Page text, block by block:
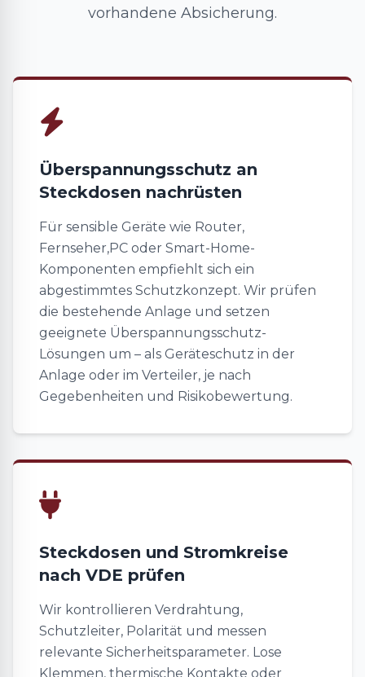
vorhandene Absicherung.
Überspannungsschutz an
Steckdosen nachrüsten
Für sensible Geräte wie Router,
Fernseher,PC oder Smart-Home-
Komponenten empfiehlt sich ein
abgestimmtes Schutzkonzept. Wir prüfen
die bestehende Anlage und setzen
geeignete Überspannungsschutz-
Lösungen um – als Geräteschutz in der
Anlage oder im Verteiler, je nach
Gegebenheiten und Risikobewertung.
Steckdosen und Stromkreise
nach VDE prüfen
Wir kontrollieren Verdrahtung,
Schutzleiter, Polarität und messen
relevante Sicherheitsparameter. Lose
Klemmen, thermische Kontakte oder